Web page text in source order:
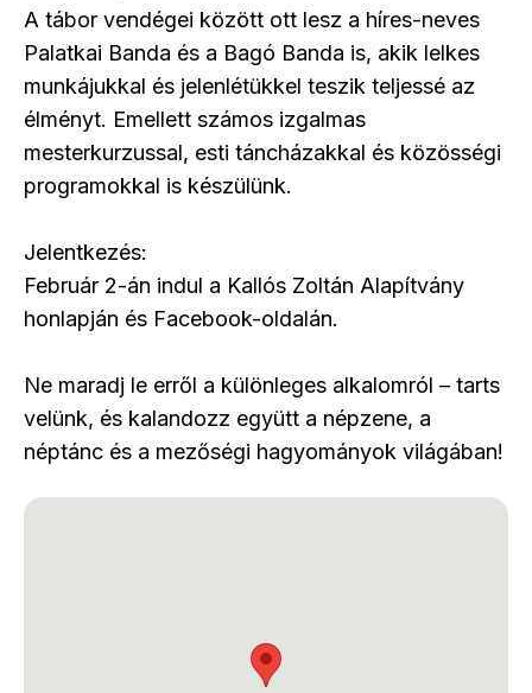
A tábor vendégei között ott lesz a híres-neves
Palatkai Banda és a Bagó Banda is, akik lelkes
munkájukkal és jelenlétükkel teszik teljessé az
élményt. Emellett számos izgalmas
mesterkurzussal, esti táncházakkal és közösségi
programokkal is készülünk.
Jelentkezés:
Február 2-án indul a Kallós Zoltán Alapítvány
honlapján és Facebook-oldalán.
Ne maradj le erről a különleges alkalomról – tarts
velünk, és kalandozz együtt a népzene, a
néptánc és a mezőségi hagyományok világában!